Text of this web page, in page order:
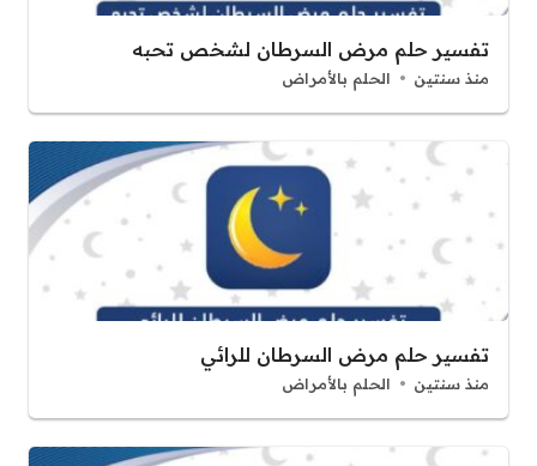
تفسير حلم مرض السرطان لشخص تحبه
منذ سنتين الحلم بالأمراض
تفسير حلم مرض السرطان للرائي
منذ سنتين الحلم بالأمراض